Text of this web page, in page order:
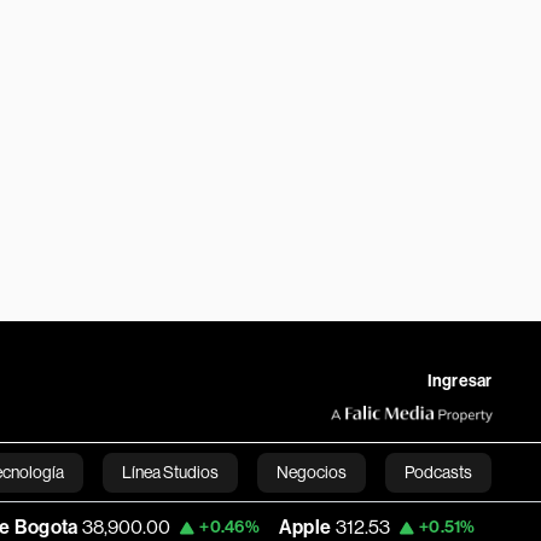
Ingresar
Línea Studios Negocios Podcasts
English+0.46% Apple 312.53 +0.51% USD COP 3,159.39